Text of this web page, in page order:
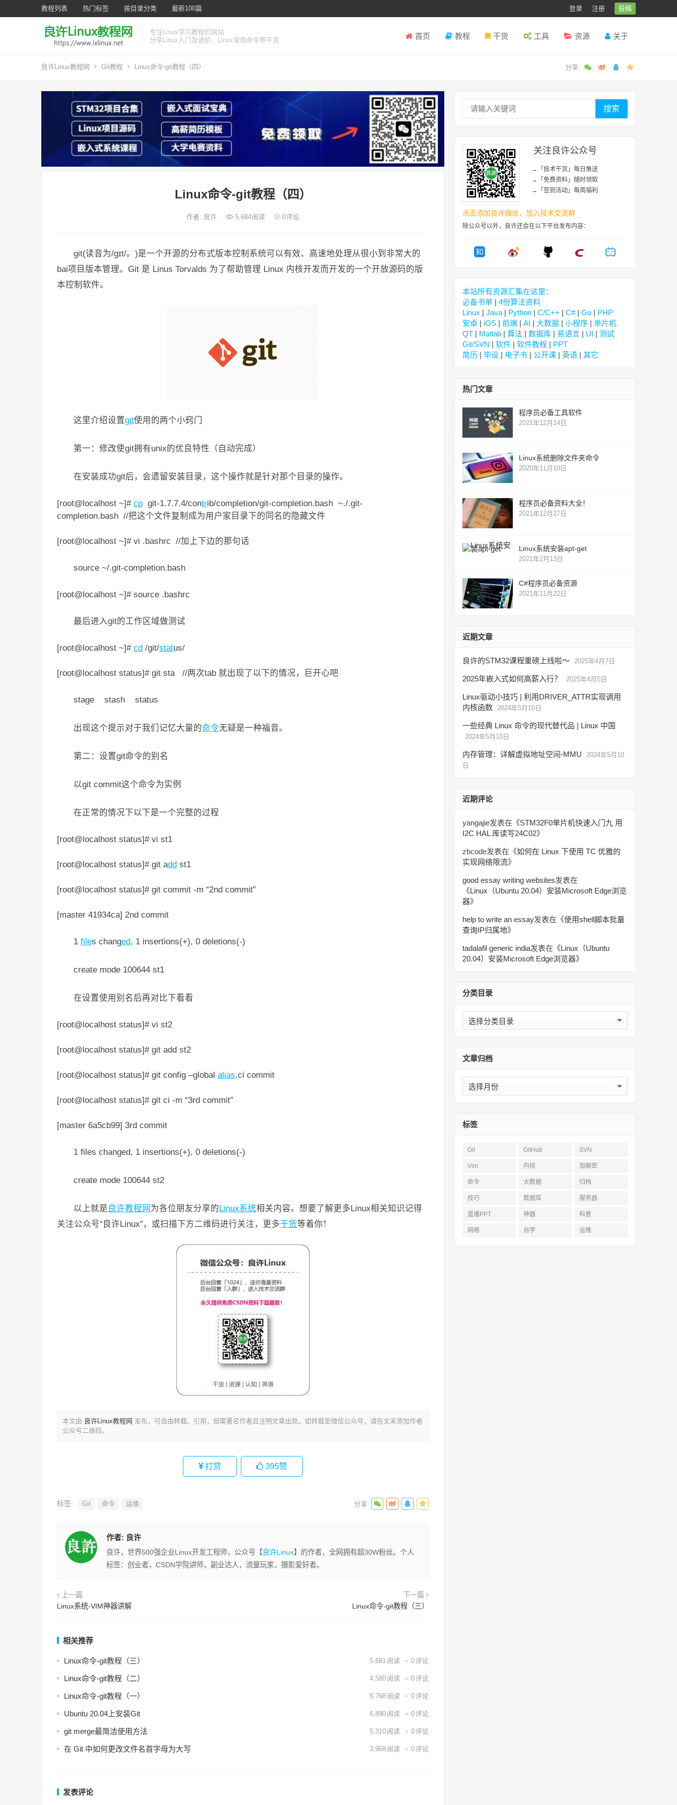
教程列表 热门标签 按目录分类 最新100篇 登录 注册 投稿
专注Linux学习教程的网站
分享Linux入门及进阶、Linux常用命令等干货
首页 教程 干货 工具 资源 关于
良许Linux教程网 Git教程 Linux命令-git教程（四）
Linux命令-git教程（四）
作者: 良许 5,684阅读 0评论
git(读音为/gɪt/。)是一个开源的分布式版本控制系统可以有效、高速地处理从很小到非常大的
bai项目版本管理。Git 是 Linus Torvalds 为了帮助管理 Linux 内核开发而开发的一个开放源码的版
本控制软件。
这里介绍设置git使用的两个小窍门
第一：修改使git拥有unix的优良特性（自动完成）
在安装成功git后，会遗留安装目录，这个操作就是针对那个目录的操作。
[root@localhost ~]# cp git-1.7.7.4/contrib/completion/git-completion.bash ~./.git-
completion.bash //把这个文件复制成为用户家目录下的同名的隐藏文件
[root@localhost ~]# vi .bashrc //加上下边的那句话
source ~/.git-completion.bash
[root@localhost ~]# source .bashrc
最后进入git的工作区域做测试
[root@localhost ~]# cd /git/status/
[root@localhost status]# git sta //两次tab 就出现了以下的情况，巨开心吧
stage stash status
出现这个提示对于我们记忆大量的命令无疑是一种福音。
第二：设置git命令的别名
以git commit这个命令为实例
在正常的情况下以下是一个完整的过程
[root@localhost status]# vi st1
[root@localhost status]# git add st1
[root@localhost status]# git commit -m “2nd commit”
[master 41934ca] 2nd commit
1 files changed, 1 insertions(+), 0 deletions(-)
create mode 100644 st1
在设置使用别名后再对比下看看
[root@localhost status]# vi st2
[root@localhost status]# git add st2
[root@localhost status]# git config –global alias.ci commit
[root@localhost status]# git ci -m “3rd commit”
[master 6a5cb99] 3rd commit
1 files changed, 1 insertions(+), 0 deletions(-)
create mode 100644 st2
以上就是 良许教程网 为各位朋友分享的 Linux系统相关内容。想要了解更多Linux相关知识记得
关注公众号“良许Linux”，或扫描下方二维码进行关注，更多干货等着你！
本文由 良许Linux教程网 发布，可自由转载、引用，但需署名作者且注明文章出处。如转载至微信公众号，请在文末添加作者
公众号二维码。
打赏 395赞
标签: Git 命令 运维
作者: 良许
良许，世界500强企业Linux开发工程师，公众号【 良许Linux】的作者，全网拥有超30W粉丝。个人
标签：创业者，CSDN学院讲师，副业达人，流量玩家，摄影爱好者。
上一篇
Linux系统-VIM神器讲解
下一篇
Linux命令-git教程（三）
相关推荐
Linux命令-git教程（三） 5,681 阅读 0评论
Linux命令-git教程（二） 4,580 阅读 0评论
Linux命令-git教程（一） 6,768 阅读 0评论
Ubuntu 20.04上安装Git 6,890 阅读 0评论
git merge最简洁使用方法 5,310 阅读 0评论
在 Git 中如何更改文件名首字母为大写 3,968 阅读 0评论
发表评论
搜索
关注良许公众号
→「技术干货」每日推送
→「免费资料」随时领取
→「签到活动」每周福利
点击添加良许微信，加入技术交流群
除公众号以外，良许还会在以下平台发布内容：
本站所有资源汇集在这里：
必备书单 | 4份算法资料
Linux | Java | Python | C/C++ | C#| Go | PHP
安卓 | iOS | 前端 | AI | 大数据 | 小程序 | 单片机
QT | Matlab | 算法 | 数据库 | 易语言 | UI | 测试
Git/SVN | 软件 | 软件教程 | PPT
简历 | 毕设 | 电子书 | 公开课 | 英语 | 其它
热门文章
程序员必备工具软件
2021年12月14日
Linux系统删除文件夹命令
2020年11月10日
程序员必备资料大全！
2021年12月27日
Linux系统安装apt-get
2021年2月13日
C#程序员必备资源
2021年11月22日
近期文章
良许的STM32课程重磅上线啦～ 2025年4月7日
2025年嵌入式如何高薪入行？ 2025年4月5日
Linux驱动小技巧 | 利用DRIVER_ATTR实现调用
内核函数 2024年5月10日
一些经典 Linux 命令的现代替代品 | Linux 中国
2024年5月10日
内存管理：详解虚拟地址空间-MMU
2024年5月10
日
近期评论
yangajie发表在《STM32F0单片机快速入门九 用
I2C HAL 库读写24C02》
zbcode发表在《如何在 Linux 下使用 TC 优雅的
实现网络限流》
good essay writing websites发表在
《Linux（Ubuntu 20.04）安装Microsoft Edge浏览
器》
help to write an essay发表在《使用shell脚本批量
查询IP归属地》
tadalafil generic india发表在《Linux（Ubuntu
20.04）安装Microsoft Edge浏览器》
分类目录
分
类
文章归档
文
章
标签
Git GitHub SVN
Vim 内核 加解密
命令 大数据 归档
技巧 数据库 服务器
直播PPT 神器 科普
网络 自学 运维